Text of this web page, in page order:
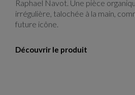
Raphael Navot. Une pièce
irrégulière, talochée à la main,
future icône.
Découvrir le produit